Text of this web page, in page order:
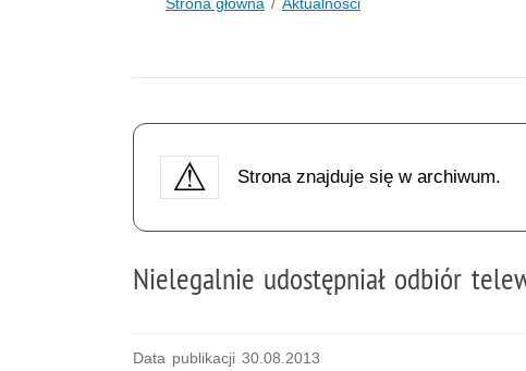
Strona znajduje się w archiwum.
Nielegalnie udostępniał odbiór
Data publikacji 30.08.2013